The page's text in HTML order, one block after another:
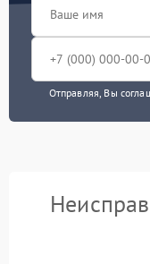
Отправляя, Вы